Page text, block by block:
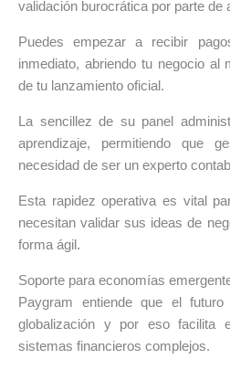
validación burocrática por parte de
Puedes empezar a recibir
inmediato, abriendo tu negocio al
de tu lanzamiento oficial.
La sencillez de su panel
aprendizaje, permitiendo que
necesidad de ser un experto
Esta rapidez operativa es vital
necesitan validar sus ideas de
forma ágil.
Soporte para economías
Paygram entiende que el
globalización y por eso facilita
sistemas financieros complejos.